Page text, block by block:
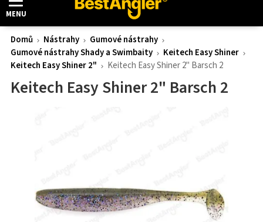
MENU
Domů Nástrahy
Gumové nástrahy
Gumové nástrahy Shady a Swimbaity
Keitech Easy Shiner
Keitech Easy Shiner 2"
Keitech Easy Shiner 2" Barsch 2
Keitech Easy Shiner 2" Barsch 2